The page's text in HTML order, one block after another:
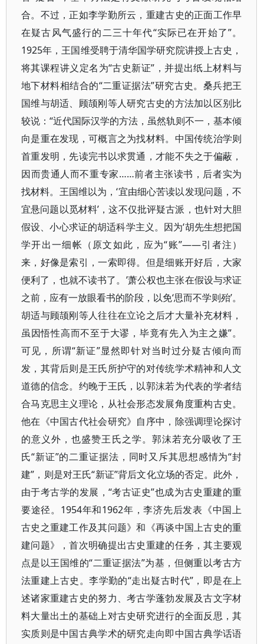
合。不过，正如李学勤所云，重建古史的正面工作早
在疑古风气盛行的二三十年代“实际已在开始了”。
1925年，王国维受聘于清华国学研究院讲授上古史，
将其课程讲义定名为“古史新证”，并提出纸上材料与
地下材料相结合的“二重证据法”研究古史。桑兵把王
国维与胡适、顾颉刚等人研究古史的方法加以区别比
较说：“近代国际汉学的方法，虽然轨则不一，基本倾
向是重在发现，可概言之为找材料。中国传统治学则
首重发明，先读完书以求贯通，才能不失之于偏蔽，
因而贵通人而不重专家……前者主张读书，后者实为
找材料。王国维以为，‘宜由细心苦读以发现问题，不
宜悬问题以觅材料’，这不仅批评疑古派，也针对大胆
假设、小心求证的胡适科学主义。因为‘胡先生想把国
学开出一细帐（原文如此，应为“账”——引者注）
来，好像是索引，一索即得。但是细账开好后，大家
便利了，也就不读书了。’萧公权也主张在假设与求证
之前，应有一放眼看书的阶段，以免‘思而不学则殆’。
胡适与顾颉刚等人往往在立论之后才大量补充材料，
虽因悟性高而不至于大谬，毕竟有先入为主之嫌”。
可见，所谓“新证”显然即针对当时过分疑古倾向而
发，其背后则是王氏所护守的对传统学术精神和人文
道德的信念。约晚于王氏，以郭沫若为代表的学者结
合马克思主义理论，从社会形态发展角度重构古史。
他在《中国古代社会研究》自序中，除强调理论探讨
的意义外，也盛赞王氏之学。郭沫若充分吸收了王
氏“新证”的二重证据法，同时又斥其思想感情为“封
建”，则是对王氏“新证”背后文化立场的否定。此外，
由于考古学的发展，“考古证史”也成为古史重建的重
要途径。1954年和1962年，李济先后发表《中国上
古史之重建工作及其问题》和《再谈中国上古史的重
建问题》，首次明确提出古史重建的任务，其主要观
点是以王国维的“二重证据法”为基，但侧重以考古方
法重建上古史。李学勤的“走出疑古时代”，即是在上
述诸家重建古史的努力、考古学蓬勃发展及古文字材
料大量出土的基础上对古史研究进行的全面反思，其
实质则是中国古典学术的研究走向即中国古典学话语